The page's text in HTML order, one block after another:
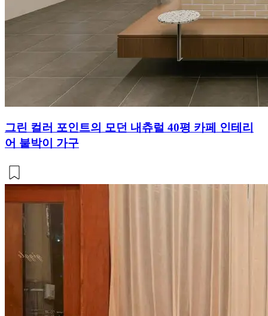
그린 컬러 포인트의 모던 내츄럴 40평 카페 인테리
어 붙박이 가구